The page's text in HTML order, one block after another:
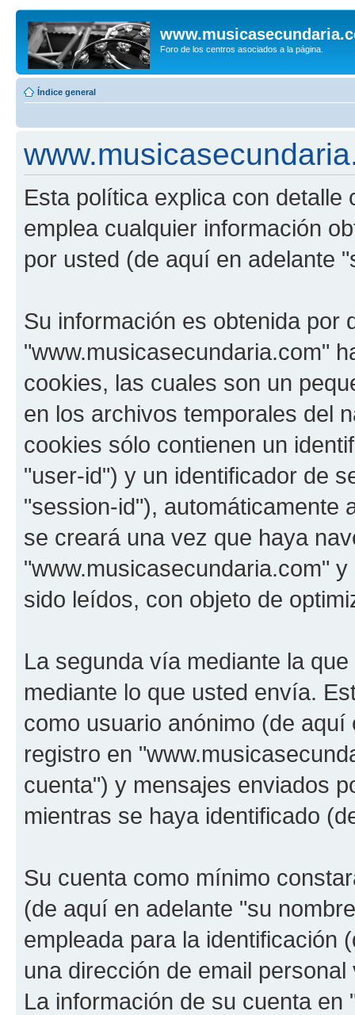
Foro de los centros asociados a la página.
Índice general
Esta política explica con
emplea cualquier información
por usted (de aquí en adelante
Su información es obtenida por
"www.musicasecundaria.com"
cookies, las cuales son un
en los archivos temporales del
cookies sólo contienen un
"user-id") y un identificador de
"session-id"), automáticamente
se creará una vez que haya
"www.musicasecundaria.com"
sido leídos, con objeto de
La segunda vía mediante la
mediante lo que usted envía.
como usuario anónimo (de
registro en
cuenta") y mensajes enviados
mientras se haya identificado
Su cuenta como mínimo
(de aquí en adelante "su
empleada para la identificación
una dirección de email
La información de su cuenta